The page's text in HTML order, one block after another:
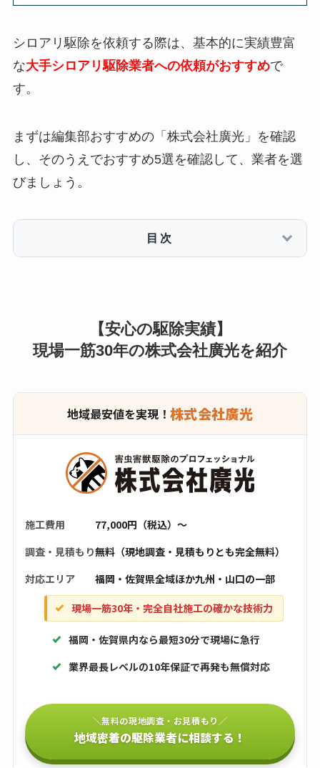
シロアリ駆除を依頼する際は、基本的に実績豊富
な大手シロアリ駆除業者への依頼がおすすめで
す。
まずは編集部おすすめの「株式会社廣光」を確認
し、そのうえでおすすめ5選を確認して、業者を選
びましょう。
目次
【安心の駆除実績】
現場一筋30年の株式会社廣光を紹介
地域最安値を実現！ 株式会社廣光
施工費用
77,000円（税込）〜
調査・見積もり無料（現地調査・見積もりとも完全無料）
対応エリア
福岡・佐賀県全域ほか九州・山口の一部
現場一筋30年・完全自社施工の確かな技術力
福岡・佐賀県内なら最短30分で現場に急行
業界最長レベルの10年保証で再発も無償対応
＼無料の現地調査・お見積もり／
地域密着の駆除業者に相談する！